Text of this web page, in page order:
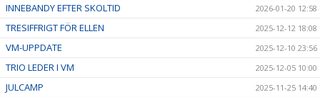
INNEBANDY EFTER SKOLTID 2026-01-20 12:58
TRESIFFRIGT FÖR ELLEN 2025-12-12 18:08
VM-UPPDATE 2025-12-10 23:56
TRIO LEDER I VM 2025-12-05 10:00
JULCAMP 2025-11-25 14:40